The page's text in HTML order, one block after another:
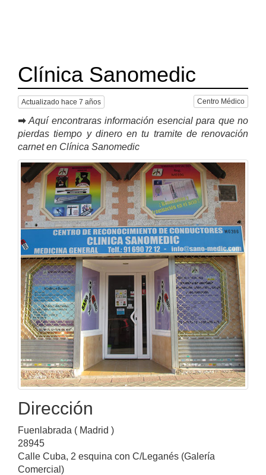
Clínica Sanomedic
Actualizado hace 7 años Centro Médico
➡ Aquí encontraras información esencial para que no
pierdas tiempo y dinero en tu tramite de renovación
carnet en Clínica Sanomedic
Dirección
Fuenlabrada ( Madrid )
28945
Calle Cuba, 2 esquina con C/Leganés (Galería
Comercial)